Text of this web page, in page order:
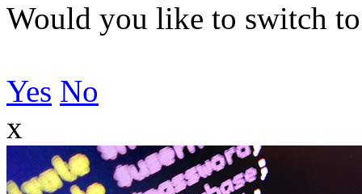
Would you like to switch
Yes No
x